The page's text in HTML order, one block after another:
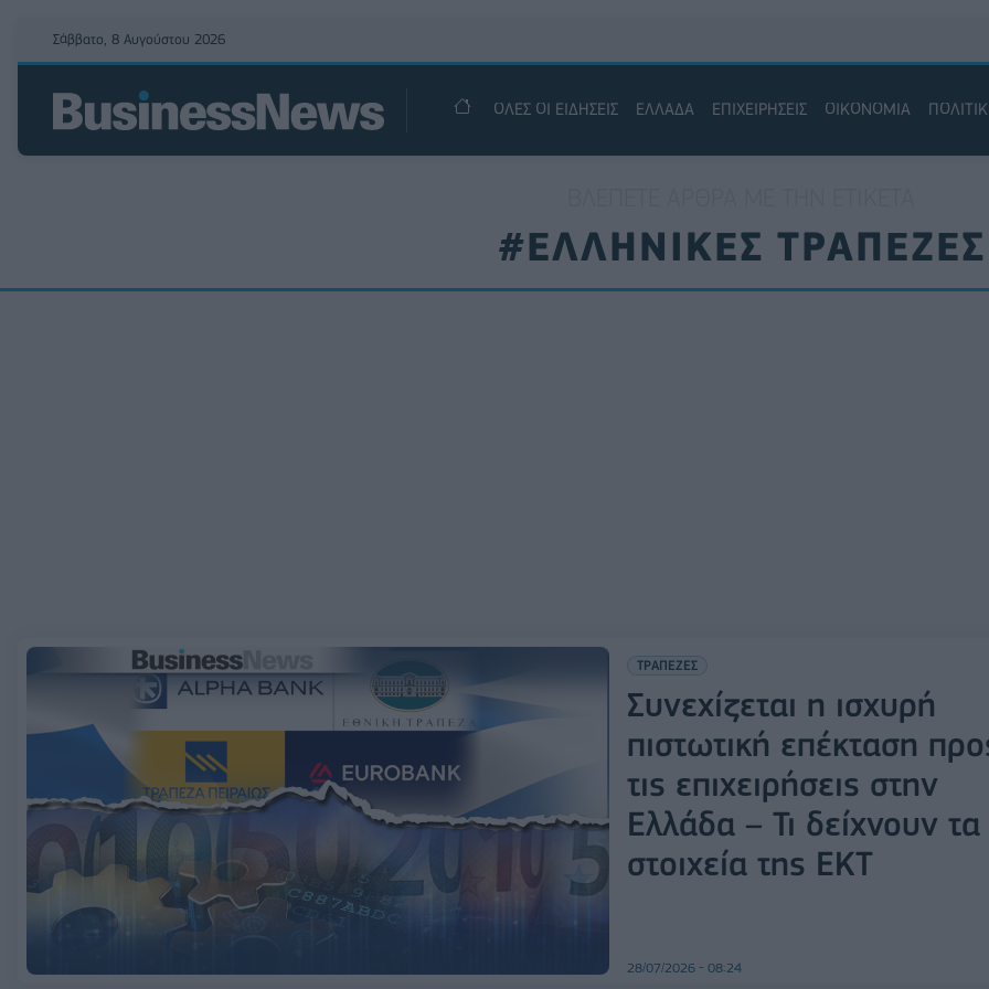
Σάββατο, 8 Αυγούστου 2026
ΟΛΕΣ ΟΙ ΕΙΔΗΣΕΙΣ ΕΛΛΑΔΑ ΕΠΙΧΕΙΡΗΣΕΙΣ ΟΙΚΟΝΟΜΙΑ
#ΕΛΛΗΝΙΚΕΣ ΤΡΑΠΕΖΕΣ
ΤΡΑΠΕΖΕΣ
Συνεχίζεται η ισχυρή
πιστωτική επέκταση
τις επιχειρήσεις στην
Ελλάδα – Τι δείχνουν τα
στοιχεία της ΕΚΤ
28/07/2026 - 08:24